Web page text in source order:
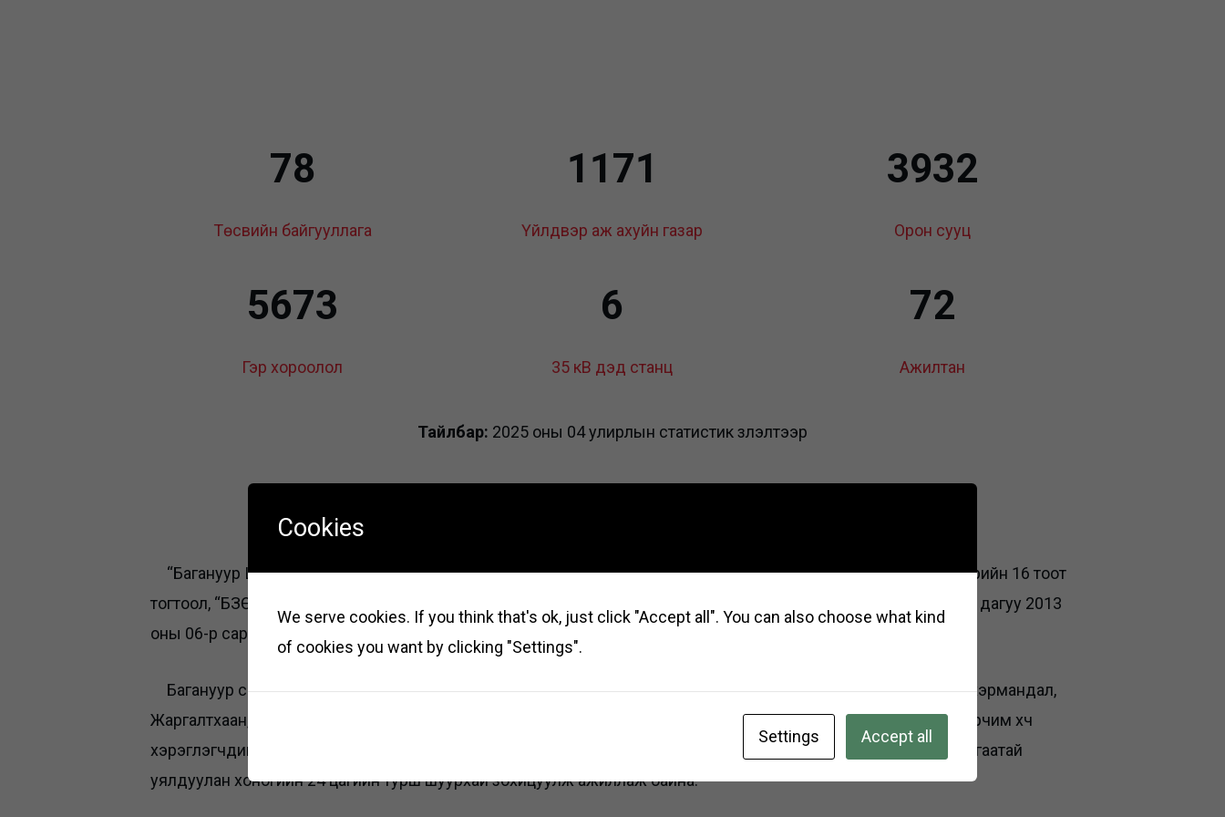
78
Төсвийн байгууллага
1171
Үйлдвэр аж ахуйн газар
3932
Орон сууц
5673
Гэр хороолол
6
35 кВ дэд станц
72
Ажилтан
Тайлбар: 2025 оны 04 улирлын статистик үзүүлэлтээр
“Багануур Цахилгаан Түгээх Сүлжээ” салбар нь төлөөлөн удирдах зөвлөлийн 2013 оны 05-р сарын 31-ны өдрийн 16 тоот
тогтоол, “БЗӨБЦТС” ТӨХК-ийн Захирлын зөвлөлийн 2013 оны 06-р сарын 10-ны өдрийн хурлын шийдвэрийн дагуу 2013
оны 06-р сарын 12-ны өдөр үүсгэн байгуулагдсан. Манай салбар нь нийт 81 ажилтантай.
Багануур салбар нь Улаанбаатар хотын Багануур дүүрэг, Төв аймгийн Мөнгөнморьт сум, Хэнтий аймгийн Цэнхэрмандал,
Жаргалтхаан, Дэлгэрхаан сумдууд, Хэрлэн-Баян-Улаан багийн нутаг дэвсгэрт байрлах нийт 8777 цахилгаан эрчим хүч
хэрэглэгчдийг стандартын шаардлага хангасан цахилгаан эрчим хүчээр ханган техникийн найдвартай ажиллагаатай
уялдуулан хоногийн 24 цагийн турш шуурхай зохицуулж ажиллаж байна.
Cookies
We serve cookies. If you think that's ok, just click "Accept all". You can also choose what kind
of cookies you want by clicking "Settings".
Settings Accept all